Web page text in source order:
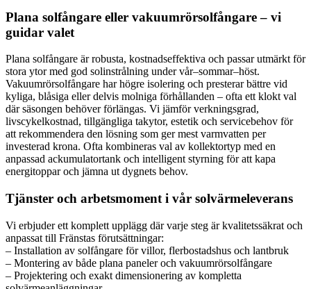
Plana solfångare eller vakuumrörsolfångare – vi
guidar valet
Plana solfångare är robusta, kostnadseffektiva och passar utmärkt för
stora ytor med god solinstrålning under vår–sommar–höst.
Vakuumrörsolfångare har högre isolering och presterar bättre vid
kyliga, blåsiga eller delvis molniga förhållanden – ofta ett klokt val
där säsongen behöver förlängas. Vi jämför verkningsgrad,
livscykelkostnad, tillgängliga takytor, estetik och servicebehov för
att rekommendera den lösning som ger mest varmvatten per
investerad krona. Ofta kombineras val av kollektortyp med en
anpassad ackumulatortank och intelligent styrning för att kapa
energitoppar och jämna ut dygnets behov.
Tjänster och arbetsmoment i vår solvärmeleverans
Vi erbjuder ett komplett upplägg där varje steg är kvalitetssäkrat och
anpassat till Fränstas förutsättningar:
– Installation av solfångare för villor, flerbostadshus och lantbruk
– Montering av både plana paneler och vakuumrörsolfångare
– Projektering och exakt dimensionering av kompletta